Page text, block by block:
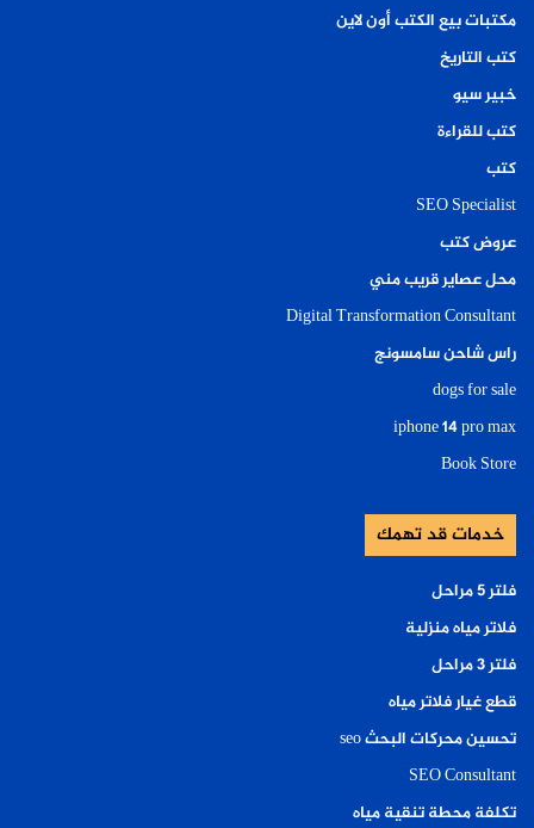
مكتبات بيع الكتب أون لاين
كتب التاريخ
خبير سيو
كتب للقراءة
كتب
SEO Specialist
عروض كتب
محل عصاير قريب مني
Digital Transformation Consultant
راس شاحن سامسونج
dogs for sale
iphone 14 pro max
Book Store
خدمات قد تهمك
فلتر ٥ مراحل
فلاتر مياه منزلية
فلتر ٣ مراحل
قطع غيار فلاتر مياه
تحسين محركات البحث seo
SEO Consultant
تكلفة محطة تنقية مياه